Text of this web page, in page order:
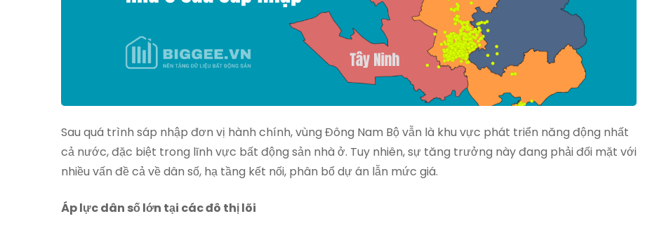
Sau quá trình sáp nhập đơn vị hành chính, vùng Đông Nam Bộ vẫn là khu vực phát triển năng động nhất
cả nước, đặc biệt trong lĩnh vực bất động sản nhà ở. Tuy nhiên, sự tăng trưởng này đang phải đối mặt với
nhiều vấn đề cả về dân số, hạ tầng kết nối, phân bổ dự án lẫn mức giá.
Áp lực dân số lớn tại các đô thị lõi